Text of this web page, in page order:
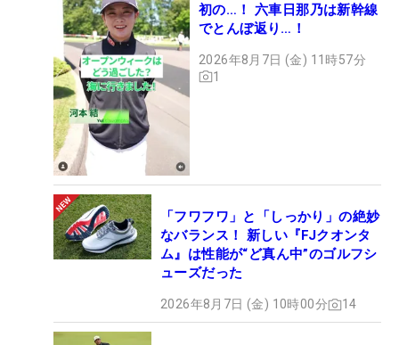
初の…！ 六車日那乃は新幹線
でとんぼ返り…！
2026年8月7日 (金) 11時57分
1
「フワフワ」と「しっかり」の絶妙
なバランス！ 新しい『FJクオンタ
ム』は性能が“ど真ん中”のゴルフシ
ューズだった
2026年8月7日 (金) 10時00分 14